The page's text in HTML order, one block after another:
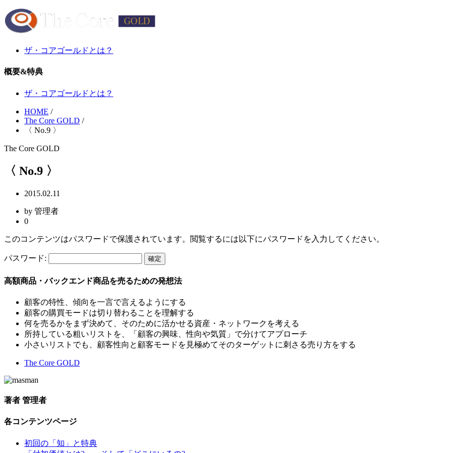
ザ・コアゴールドとは？
概要&特典
ザ・コアゴールドとは？
HOME /
The Core GOLD /
〈 No.9 〉
The Core GOLD
〈 No.9 〉
2015.02.11
by 管理者
0
このコンテンツはパスワードで保護されています。閲覧するには以下にパスワードを入力してください。
パスワード:
高額商品・バックエンド商品を売るための発想法
顧客の特性、傾向を一言で言えるようにする
顧客の購買モードは切り替わることを理解する
何を売るかをまず決めて、そのために活かせる資産・ネットワークを考える
所持している粗いリストを、「顧客の興味、性向や気質」で分けてアプローチ
小さいリストでも、顧客性向と顧客モードを見極めてそのターゲットに刺さる売り方をする
The Core GOLD
著者 管理者
各コンテンツページ
初回の「知」と特典